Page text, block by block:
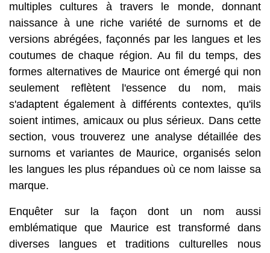
multiples cultures à travers le monde, donnant
naissance à une riche variété de surnoms et de
versions abrégées, façonnés par les langues et les
coutumes de chaque région. Au fil du temps, des
formes alternatives de Maurice ont émergé qui non
seulement reflètent l'essence du nom, mais
s'adaptent également à différents contextes, qu'ils
soient intimes, amicaux ou plus sérieux. Dans cette
section, vous trouverez une analyse détaillée des
surnoms et variantes de Maurice, organisés selon
les langues les plus répandues où ce nom laisse sa
marque.
Enquêter sur la façon dont un nom aussi
emblématique que Maurice est transformé dans
diverses langues et traditions culturelles nous